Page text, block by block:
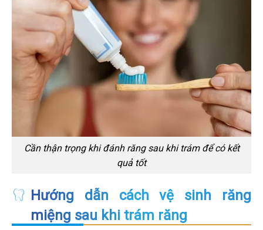
Cần thận trọng khi đánh răng sau khi trám để có kết
quả tốt
Hướng dẫn cách vệ sinh răng
miệng sau khi trám răng